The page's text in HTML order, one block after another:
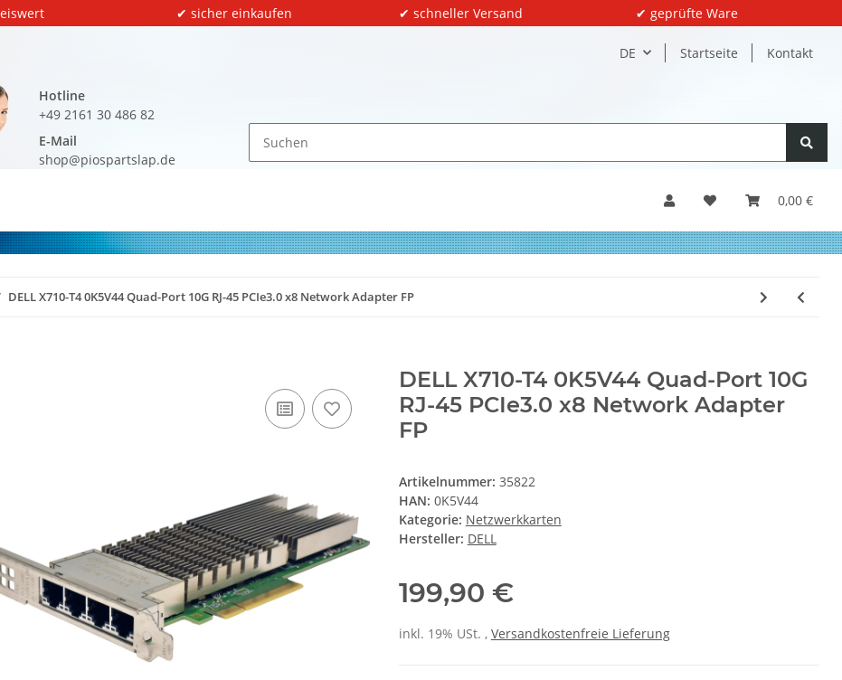
✔ sicher einkaufen ✔ schneller Versand ✔ geprüfte Ware
DE Startseite Kontakt
Hotline
+49 2161 30 486 82
E-Mail
shop@piospartslap.de
0,00 €
DELL X710-T4 0K5V44 Quad-Port 10G RJ-45 PCIe3.0 x8 Network Adapter FP
DELL X710-T4 0K5V44 Quad-Port 10G
RJ-45 PCIe3.0 x8 Network Adapter
FP
Artikelnummer: 35822
HAN: 0K5V44
Kategorie: Netzwerkkarten
Hersteller: DELL
199,90 €
inkl. 19% USt. , Versandkostenfreie Lieferung